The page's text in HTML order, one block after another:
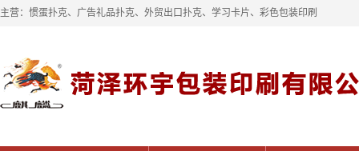
主营：惯蛋扑克、广告礼品扑克、外贸出口扑克、学习卡片、彩色包装印刷